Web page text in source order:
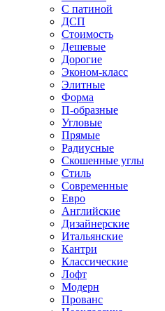
С патиной
ДСП
Стоимость
Дешевые
Дорогие
Эконом-класс
Элитные
Форма
П-образные
Угловые
Прямые
Радиусные
Скошенные углы
Стиль
Современные
Евро
Английские
Дизайнерские
Итальянские
Кантри
Классические
Лофт
Модерн
Прованс